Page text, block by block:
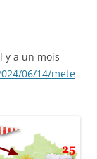
y a un mois
06/14/mete